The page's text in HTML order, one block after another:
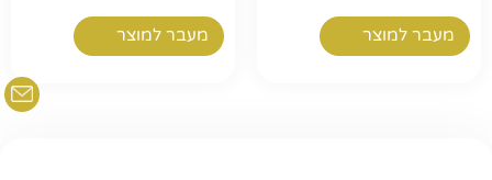
מעבר למוצר מעבר למוצר